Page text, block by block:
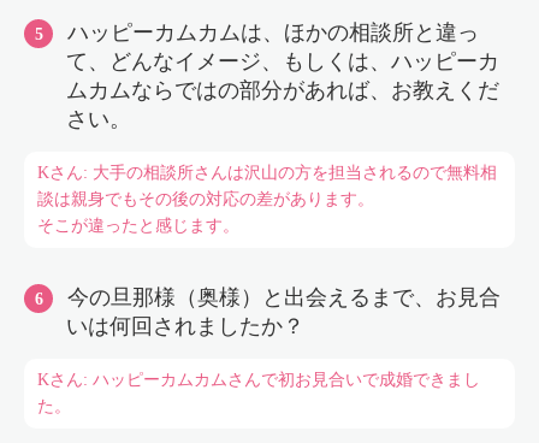
ハッピーカムカムは、ほかの相談所と違っ
て、どんなイメージ、もしくは、ハッピーカ
ムカムならではの部分があれば、お教えくだ
さい。
Kさん: 大手の相談所さんは沢山の方を担当されるので無料相
談は親身でもその後の対応の差があります。
そこが違ったと感じます。
今の旦那様（奥様）と出会えるまで、お見合
いは何回されましたか？
Kさん: ハッピーカムカムさんで初お見合いで成婚できまし
た。